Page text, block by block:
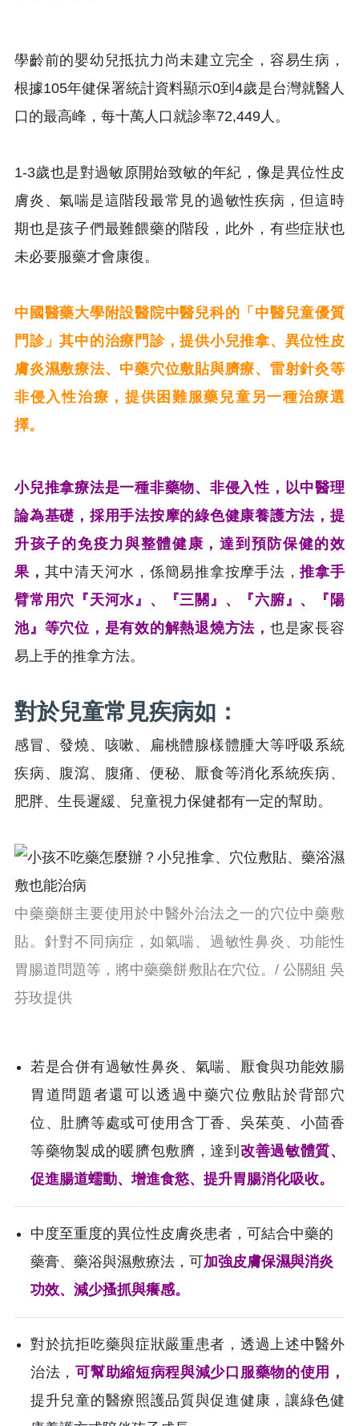
學齡前的嬰幼兒抵抗力尚未建立完全，容易生病，
根據105年健保署統計資料顯示0到4歲是台灣就醫人
口的最高峰，每十萬人口就診率72,449人。
1-3歲也是對過敏原開始致敏的年紀，像是異位性皮
膚炎、氣喘是這階段最常見的過敏性疾病，但這時
期也是孩子們最難餵藥的階段，此外，有些症狀也
未必要服藥才會康復。
中國醫藥大學附設醫院中醫兒科的「中醫兒童優質
門診」其中的治療門診，提供小兒推拿、異位性皮
膚炎濕敷療法、中藥穴位敷貼與臍療、雷射針灸等
非侵入性治療，提供困難服藥兒童另一種治療選
擇。
小兒推拿療法是一種非藥物、非侵入性，以中醫理
論為基礎，採用手法按摩的綠色健康養護方法，提
升孩子的免疫力與整體健康，達到預防保健的效
果， 其中清天河水，係簡易推拿按摩手法，推拿手
臂常用穴『天河水』、『三關』、『六腑』、『陽
池』等穴位，是有效的解熱退燒方法， 也是家長容
易上手的推拿方法。
對於兒童常見疾病如：
感冒、發燒、咳嗽、扁桃體腺樣體腫大等呼吸系統
疾病、腹瀉、腹痛、便秘、厭食等消化系統疾病、
肥胖、生長遲緩、兒童視力保健都有一定的幫助。
中藥藥餅主要使用於中醫外治法之一的穴位中藥敷
貼。針對不同病症，如氣喘、過敏性鼻炎、功能性
胃腸道問題等，將中藥藥餅敷貼在穴位。/ 公關組 吳
芬玫提供
若是合併有過敏性鼻炎、氣喘、厭食與功能效腸
胃道問題者還可以透過中藥穴位敷貼於背部穴
位、肚臍等處或可使用含丁香、吳茱萸、小茴香
等藥物製成的暖臍包敷臍，達到 改善過敏體質、
促進腸道蠕動、增進食慾、提升胃腸消化吸收。
中度至重度的異位性皮膚炎患者，可結合中藥的
藥膏、藥浴與濕敷療法，可加強皮膚保濕與消炎
功效、減少搔抓與癢感。
對於抗拒吃藥與症狀嚴重患者，透過上述中醫外
治法，可幫助縮短病程與減少口服藥物的使用，
提升兒童的醫療照護品質與促進健康，讓綠色健